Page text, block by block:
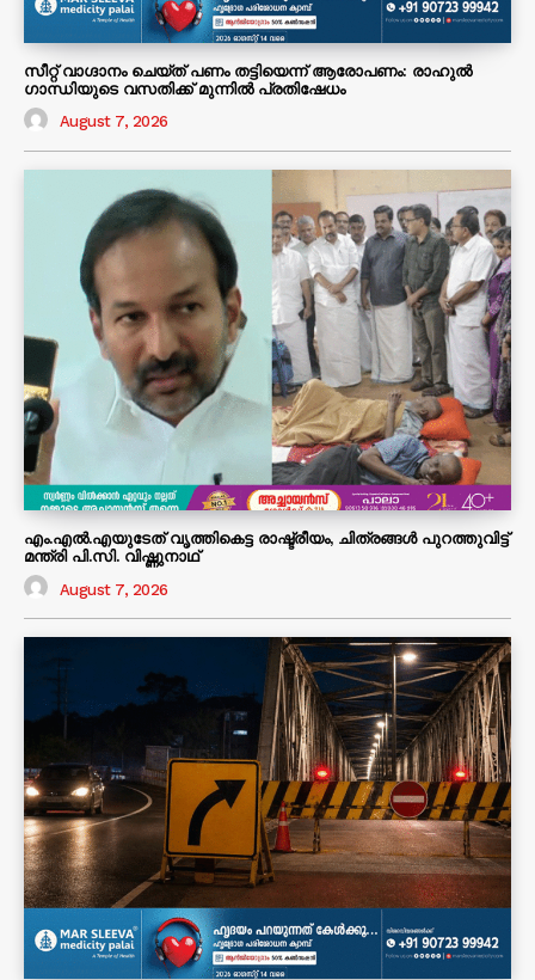
സീറ്റ് വാഗ്ദാനം ചെയ്ത് പണം തട്ടിയെന്ന് ആരോപണം: രാഹുൽ
ഗാന്ധിയുടെ വസതിക്ക് മുന്നിൽ പ്രതിഷേധം
August 7, 2026
എം.എൽ.എയുടേത് വൃത്തികെട്ട രാഷ്ട്രീയം, ചിത്രങ്ങൾ പുറത്തുവിട്ട്
മന്ത്രി പി.സി. വിഷ്ണുനാഥ്
August 7, 2026